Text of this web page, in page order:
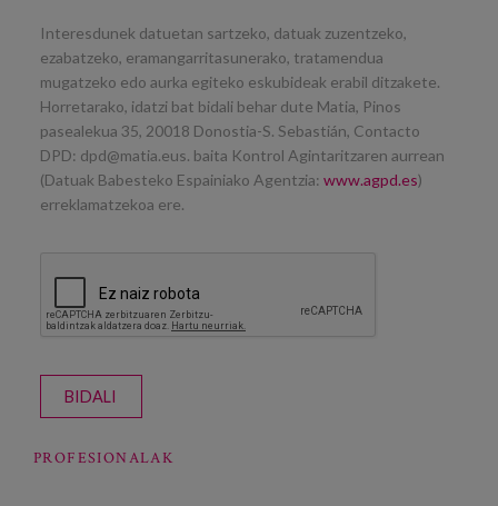
Interesdunek datuetan sartzeko, datuak zuzentzeko,
ezabatzeko, eramangarritasunerako, tratamendua
mugatzeko edo aurka egiteko eskubideak erabil ditzakete.
Horretarako, idatzi bat bidali behar dute Matia, Pinos
pasealekua 35, 20018 Donostia-S. Sebastián, Contacto
DPD: dpd@matia.eus. baita Kontrol Agintaritzaren aurrean
(Datuak Babesteko Espainiako Agentzia: www.agpd.es)
erreklamatzekoa ere.
BIDALI
PROFESIONALAK